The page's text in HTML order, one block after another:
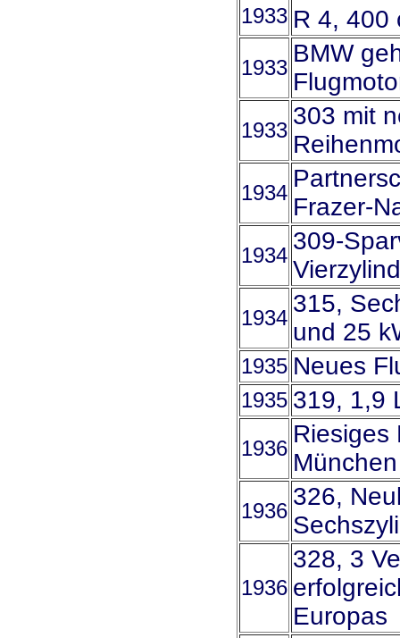
1933 R 4, 400
1933
BMW
1933
303 mit
1934
Frazer-
1934
309-
1934
315,
und 25
1935 Neues
1935 319, 1,9
1936
Riesiges
München
1936
326,
1936
328, 3
Europas